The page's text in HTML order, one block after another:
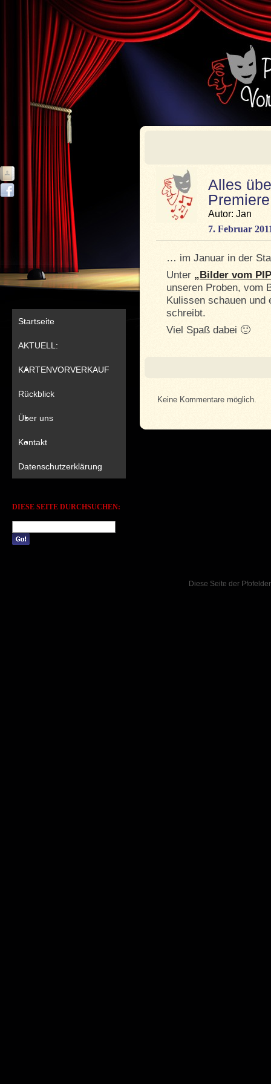
Startseite
AKTUELL:
KARTENVORVERKAUF
Rückblick
Über uns
Kontakt
Datenschutzerklärung
DIESE SEITE DURCHSUCHEN:
Alles
Autor: Jan
7. Februar
… im Januar in der
Unter „Bilder vom
unseren Proben, vom
Kulissen schauen und
schreibt.
Viel Spaß dabei 🙂
Keine Kommentare möglich.
Diese Seite der